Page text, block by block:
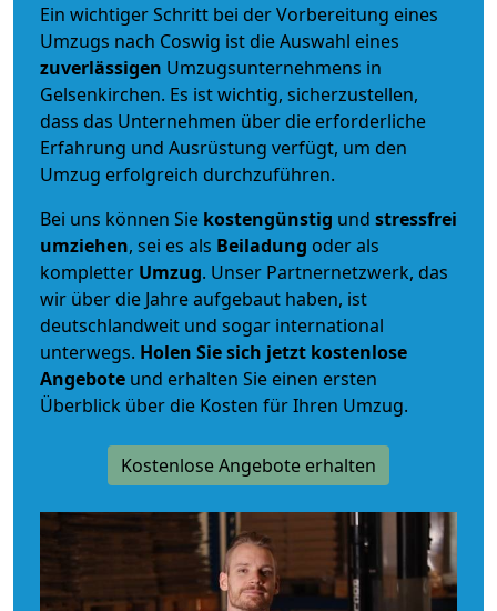
Ein wichtiger Schritt bei der Vorbereitung eines
Umzugs nach Coswig ist die Auswahl eines
zuverlässigen Umzugsunternehmens in
Gelsenkirchen. Es ist wichtig, sicherzustellen,
dass das Unternehmen über die erforderliche
Erfahrung und Ausrüstung verfügt, um den
Umzug erfolgreich durchzuführen.
Bei uns können Sie kostengünstig und stressfrei
umziehen, sei es als Beiladung oder als
kompletter Umzug. Unser Partnernetzwerk, das
wir über die Jahre aufgebaut haben, ist
deutschlandweit und sogar international
unterwegs. Holen Sie sich jetzt kostenlose
Angebote und erhalten Sie einen ersten
Überblick über die Kosten für Ihren Umzug.
Kostenlose Angebote erhalten